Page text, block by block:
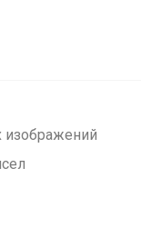
изображений